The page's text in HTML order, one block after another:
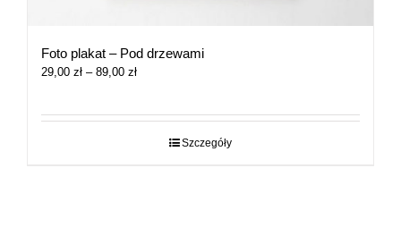
Foto plakat – Pod drzewami
29,00 zł – 89,00 złZakres
29,00 zł
Szczegóły